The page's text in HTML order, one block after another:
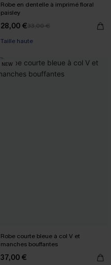
Robe en dentelle à imprimé floral
paisley
28,00 €33,00 €
Taille haute
NEW
Robe courte bleue à col V et
manches bouffantes
37,00 €